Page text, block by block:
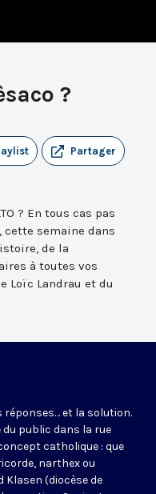
?
Partager
? En tous cas pas
cette semaine dans
de la
à toutes vos
Loïc Landrau et du
et la solution.
public dans la rue
catholique : que
narthex ou
Klasen (diocèse de